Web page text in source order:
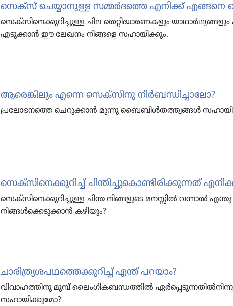
സെക്‌സ്‌ ചെയ്യാ​നുള്ള സമ്മർദത്തെ എനിക്ക്‌ എങ്ങനെ
സെക്‌സി​നെ​ക്കു​റി​ച്ചുള്ള ചില തെറ്റി​ദ്ധാ​ര​ണ​ക​ളും
എടുക്കാൻ ഈ ലേഖനം നിങ്ങളെ സഹായി​ക്കും.
ആരെങ്കി​ലും എന്നെ സെക്‌സി​നു നിർബ​ന്ധി​ച്ചാ​ലോ?
പ്രലോ​ഭ​നത്തെ ചെറു​ക്കാൻ മൂന്നു ബൈബിൾത​ത്ത്വ​ങ്ങൾ
സെക്‌സി​നെ​ക്കു​റിച്ച്‌ ചിന്തി​ച്ചു​കൊ​ണ്ടി​രി​ക്കു​ന്നത്‌
സെക്‌സി​നെ​ക്കു​റി​ച്ചുള്ള ചിന്ത നിങ്ങളു​ടെ മനസ്സിൽ വന്നാൽ
നിങ്ങൾക്കെ​ടു​ക്കാൻ കഴിയും?
ചാരി​ത്ര്യ​ശ​പ​ഥ​ത്തെ​ക്കു​റിച്ച്‌ എന്ത്‌ പറയാം?
വിവാ​ഹ​ത്തി​നു മുമ്പ്‌ ലൈം​ഗി​ക​ബ​ന്ധ​ത്തിൽ
സഹായി​ക്കു​മോ?